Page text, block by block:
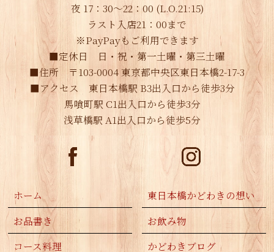
夜 17：30～22：00 (L.O.21:15)
ラスト入店21：00まで
※PayPayもご利用できます
■定休日 日・祝・第一土曜・第三土曜
■住所 〒103-0004 東京都中央区東日本橋2-17-3
■アクセス 東日本橋駅 B3出入口から徒歩3分
馬喰町駅 C1出入口から徒歩3分
浅草橋駅 A1出入口から徒歩5分
ホーム
東日本橋かどわきの想い
お品書き
お飲み物
コース料理
かどわきブログ